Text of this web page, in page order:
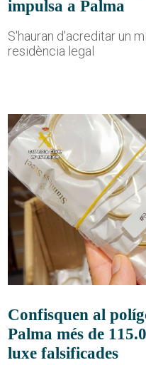
impulsa a Palma
S'hauran d'acreditar un
residència legal
Confisquen al
Palma més de
luxe falsificades